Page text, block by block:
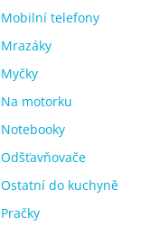
Mobilní telefony
Mrazáky
Myčky
Na motorku
Notebooky
Odšťavňovače
Ostatní do kuchyně
Pračky